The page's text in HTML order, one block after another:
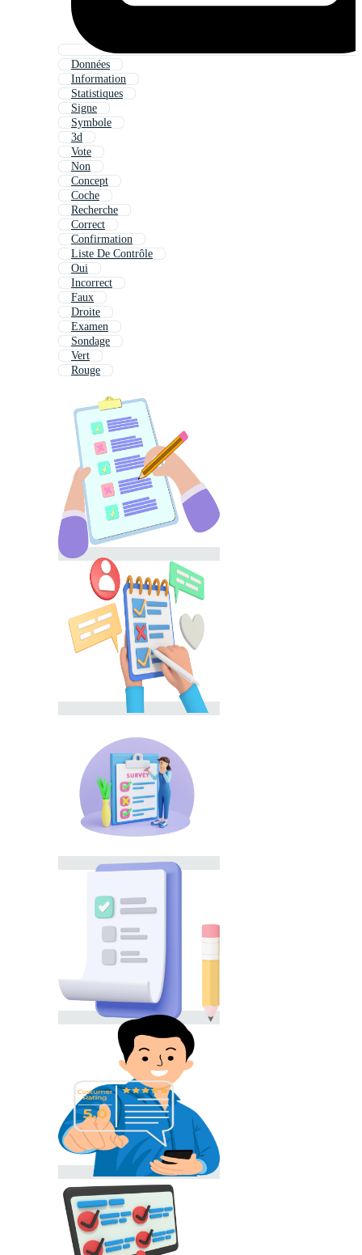
Données
Information
Statistiques
Signe
Symbole
3d
Vote
Non
Concept
Coche
Recherche
Correct
Confirmation
Liste De Contrôle
Oui
Incorrect
Faux
Droite
Examen
Sondage
Vert
Rouge